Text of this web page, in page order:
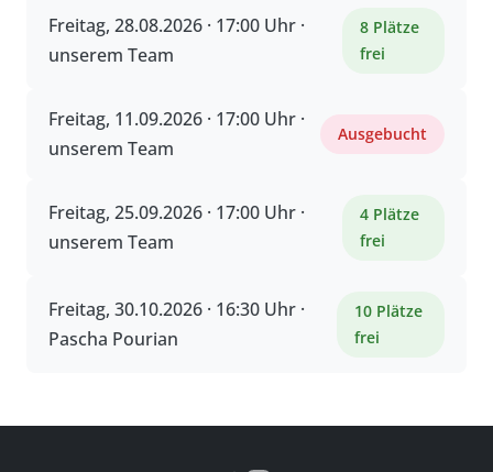
Freitag, 28.08.2026 · 17:00 Uhr ·
unserem Team
8 Plätze
frei
Freitag, 11.09.2026 · 17:00 Uhr ·
unserem Team
Ausgebucht
Freitag, 25.09.2026 · 17:00 Uhr ·
unserem Team
4 Plätze
frei
Freitag, 30.10.2026 · 16:30 Uhr ·
Pascha Pourian
10 Plätze
frei